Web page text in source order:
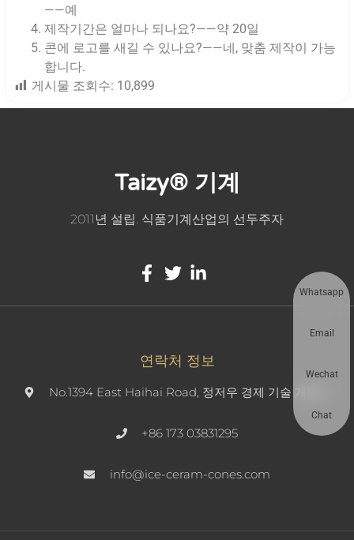
——예
제작기간은 얼마나 되나요?——약 20일
콘에 로고를 새길 수 있나요?——네, 맞춤 제작이 가능
합니다.
게시물 조회수: 10,899
Taizy® 기계
2011년 설립. 식품기계산업의 선두주자
연락처 정보
No.1394 East Haihai Road, 정저우 경제 기술 개발구
+86 173 03831295
info@ice-ceram-cones.com
Whatsapp
Email
Wechat
Chat